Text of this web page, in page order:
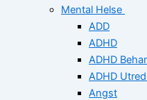
Mental Helse
ADD
ADHD
ADHD
ADHD
Angst